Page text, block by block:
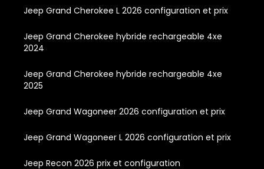
Jeep Grand Cherokee L 2026 configuration et prix
Jeep Grand Cherokee hybride rechargeable 4xe
2024
Jeep Grand Cherokee hybride rechargeable 4xe
2025
Jeep Grand Wagoneer 2026 configuration et prix
Jeep Grand Wagoneer L 2026 configuration et prix
Jeep Recon 2026 prix et configuration